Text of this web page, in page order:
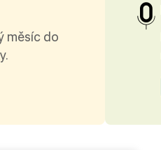
měsíc do